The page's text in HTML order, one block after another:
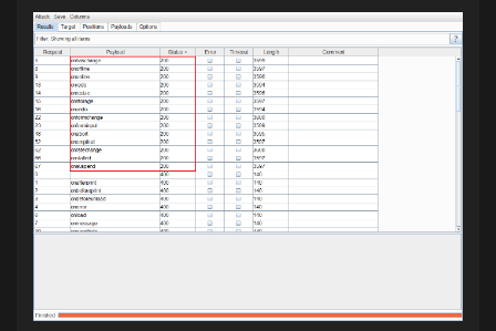
onerror
onloadeddata
onloadedmetadata
onloadstart
onpause
onplay
onplaying
onprogress
onratechange
onreadystatechange
onseeked
onseeking
onvolumechange